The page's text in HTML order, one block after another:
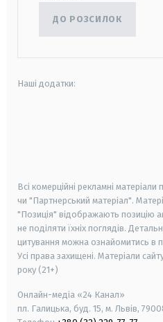
ДО РОЗСИЛОК
Наші додатки:
Всі комерційні рекламні
чи "Партнерський матеріал".
"Позиція" відображають позицію
не поділяти їхніх поглядів.
цитування можна ознайомитись в
Усі права захищені. Матеріали
року (21+)
Онлайн-медіа «24 Канал»
пл. Галицька, буд. 15, м. Львів,